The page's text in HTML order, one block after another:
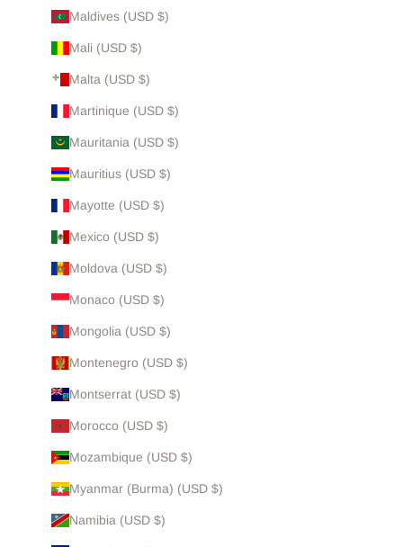
Maldives (USD $)
Mali (USD $)
Malta (USD $)
Martinique (USD $)
Mauritania (USD $)
Mauritius (USD $)
Mayotte (USD $)
Mexico (USD $)
Moldova (USD $)
Monaco (USD $)
Mongolia (USD $)
Montenegro (USD $)
Montserrat (USD $)
Morocco (USD $)
Mozambique (USD $)
Myanmar (Burma) (USD $)
Namibia (USD $)